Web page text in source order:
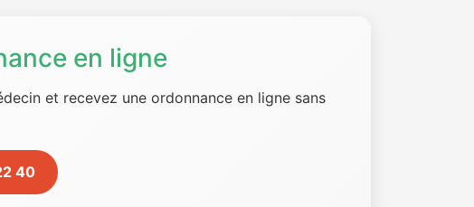
en ligne
et recevez une ordonnance en ligne sans
40